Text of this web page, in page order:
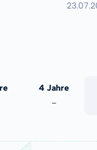
4 Jahre
-